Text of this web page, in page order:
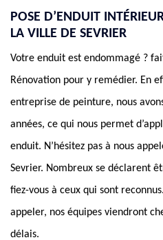
POSE D’ENDUIT
LA VILLE DE SEVRIER
Votre enduit est endommagé ?
Rénovation pour y remédier. En
entreprise de peinture, nous
années, ce qui nous permet
enduit. N’hésitez pas à nous
Sevrier. Nombreux se déclarent
fiez-vous à ceux qui sont
appeler, nos équipes viendront
délais.